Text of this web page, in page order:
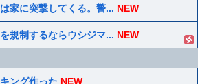
家に突撃してくる。警... NEW
規制するならウシジマ... NEW
ング作った NEW